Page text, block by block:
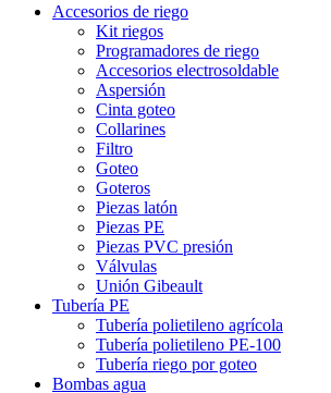
Accesorios de riego
Kit riegos
Programadores de riego
Accesorios electrosoldable
Aspersión
Cinta goteo
Collarines
Filtro
Goteo
Goteros
Piezas latón
Piezas PE
Piezas PVC presión
Válvulas
Unión Gibeault
Tubería PE
Tubería polietileno agrícola
Tubería polietileno PE-100
Tubería riego por goteo
Bombas agua